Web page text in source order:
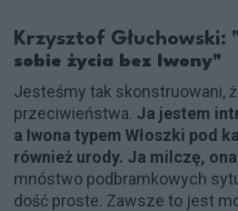
Krzysztof Głuchowski:
sobie życia bez Iwony"
Jesteśmy tak skonstruowani,
przeciwieństwa. Ja jestem
a Iwona typem Włoszki pod
również urody. Ja milczę,
mnóstwo podbramkowych
dość proste. Zawsze to jest